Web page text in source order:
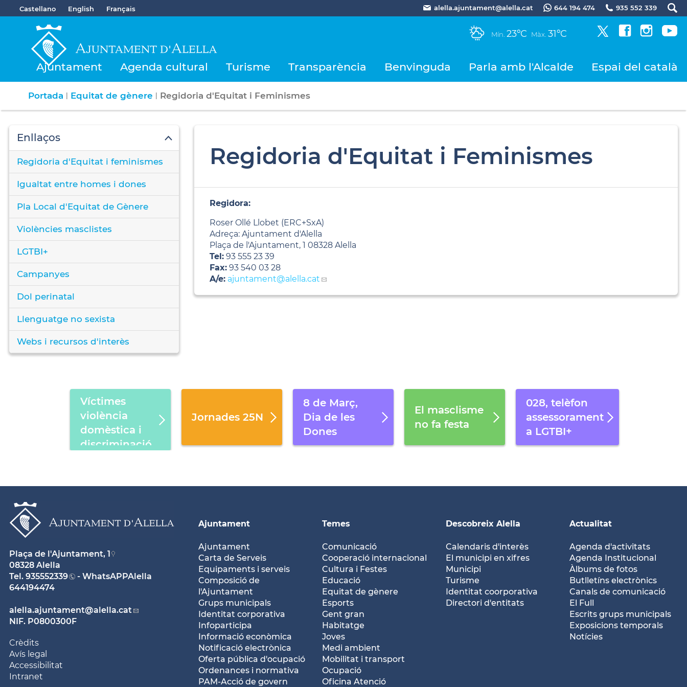
Castellano English Français alella.ajuntament@alella.cat 644 194 474 935 552 339
Mín. 23ºC Màx. 31ºC
Ajuntament Agenda cultural Turisme Transparència Benvinguda Parla amb l'Alcalde Espai del català
Portada | Equitat de gènere | Regidoria d'Equitat i Feminismes
Enllaços
Regidoria d'Equitat i feminismes
Igualtat entre homes i dones
Pla Local d'Equitat de Gènere
Violències masclistes
LGTBI+
Campanyes
Dol perinatal
Llenguatge no sexista
Webs i recursos d'interès
Regidoria d'Equitat i Feminismes
Regidora:
Roser Ollé Llobet (ERC+SxA)
Adreça: Ajuntament d'Alella
Plaça de l'Ajuntament, 1 08328 Alella
Tel:93 555 23 39
Fax:93 540 03 28
A/e: ajuntament@alella.cat
Víctimes
violència
domèstica i
discriminació
Jornades 25N
8 de Març,
Dia de les
Dones
El masclisme
no fa festa
028, telèfon
assessorament
a LGTBI+
Ajuntament
Ajuntament
Carta de Serveis
Equipaments i serveis
Composició de
l'Ajuntament
Grups municipals
Identitat corporativa
Infoparticipa
Informació econòmica
Notificació electrònica
Oferta pública d'ocupació
Ordenances i normativa
PAM-Acció de govern
Temes
Comunicació
Cooperació internacional
Cultura i Festes
Educació
Equitat de gènere
Esports
Gent gran
Habitatge
Joves
Medi ambient
Mobilitat i transport
Ocupació
Oficina Atenció
Descobreix Alella
Calendaris d'interès
El municipi en xifres
Municipi
Turisme
Identitat coorporativa
Directori d'entitats
Actualitat
Agenda d'activitats
Agenda Institucional
Àlbums de fotos
Butlletíns electrònics
Canals de comunicació
El Full
Escrits grups municipals
Exposicions temporals
Notícies
Plaça de l'Ajuntament, 1
08328 Alella
Tel. 935552339
- WhatsAPPAlella
644194474
alella.ajuntament@alella.cat
NIF. P0800300F
Crèdits
Avís legal
Accessibilitat
Intranet